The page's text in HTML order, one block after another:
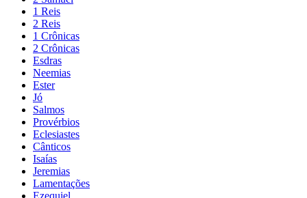
1 Reis
2 Reis
1 Crônicas
2 Crônicas
Esdras
Neemias
Ester
Jó
Salmos
Provérbios
Eclesiastes
Cânticos
Isaías
Jeremias
Lamentações
Ezequiel